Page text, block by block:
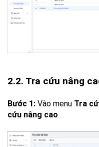
2.2. Tra cứu nâng
Bước 1: Vào menu Tra
cứu nâng cao